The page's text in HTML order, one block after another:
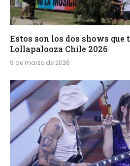
Estos son los dos shows que
Lollapalooza Chile 2026
9 de marzo de 2026